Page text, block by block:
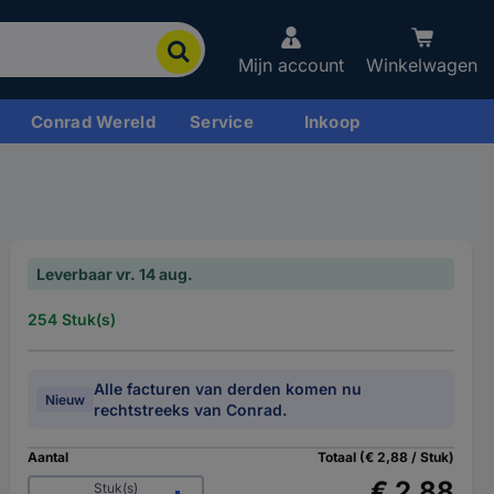
Mijn account Winkelwagen
Conrad Wereld Service Inkoop
Leverbaar vr. 14 aug.
254 Stuk(s)
Nieuw
Alle facturen van derden komen nu
rechtstreeks van Conrad.
Aantal
Stuk(s)
Totaal (€ 2,88 / Stuk)